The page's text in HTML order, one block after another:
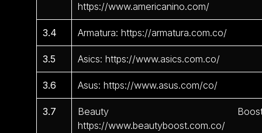
https://www.americanino.com/
3.4 Armatura: https://armatura.com.co/
3.5 Asics: https://www.asics.com.co/
3.6 Asus: https://www.asus.com/co/
3.7
Beauty
https://www.beautyboost.com.co/